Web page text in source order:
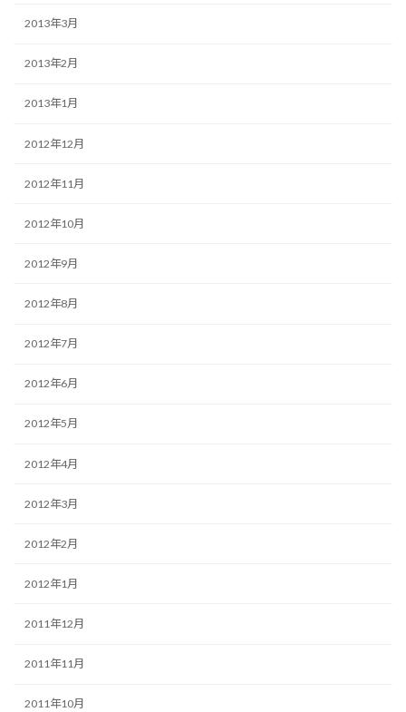
2013年3月
2013年2月
2013年1月
2012年12月
2012年11月
2012年10月
2012年9月
2012年8月
2012年7月
2012年6月
2012年5月
2012年4月
2012年3月
2012年2月
2012年1月
2011年12月
2011年11月
2011年10月